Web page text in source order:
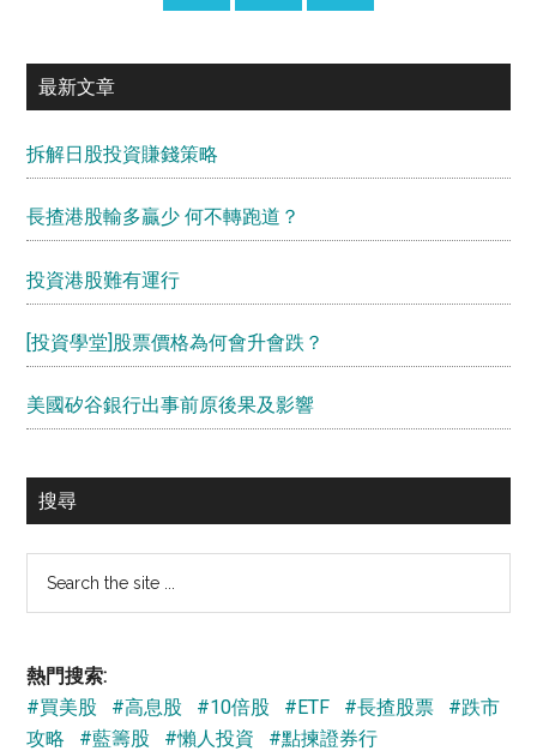
最新文章
拆解日股投資賺錢策略
長揸港股輸多贏少 何不轉跑道？
投資港股難有運行
[投資學堂]股票價格為何會升會跌？
美國矽谷銀行出事前原後果及影響
搜尋
...
熱門搜索:
#買美股
#高息股 #10倍股 #ETF #長揸股票
#跌市
攻略
#藍籌股 #懶人投資 #點揀證券行